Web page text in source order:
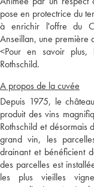
pose en protectrice du
à enrichir l'offre du
Anseillan, une première
<Pour en savoir
Rothschild.
A propos de la cuvée
Depuis 1975, le
produit des vins
Rothschild et désormais
grand vin, les
drainant et bénéficient
des parcelles est
les plus vieilles